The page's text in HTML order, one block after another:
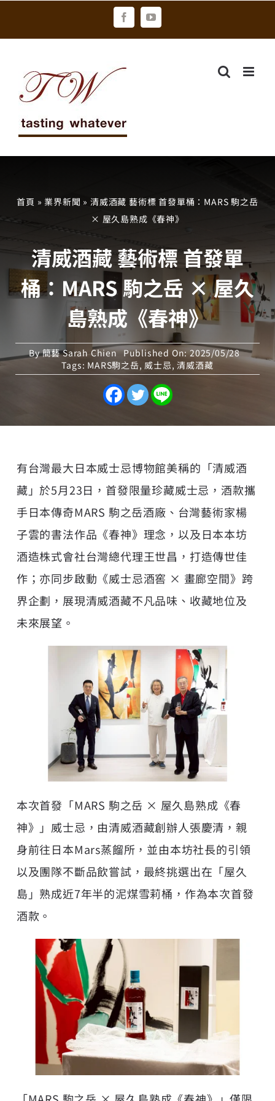
FacebookYouTube
首頁 » 業界新聞 » 清威酒藏 藝術標 首發單桶：MARS 駒之岳
× 屋久島熟成《春神》
清威酒藏 藝術標 首發單
桶：MARS 駒之岳 × 屋久
島熟成《春神》
By簡藝 Sarah Chien Published On: 2025/05/28
Tags: MARS駒之岳, 威士忌,清威酒藏
有台灣最大日本威士忌博物館美稱的「清威酒
藏」於5月23日，首發限量珍藏威士忌，酒款攜
手日本傳奇MARS 駒之岳酒廠、台灣藝術家楊
子雲的書法作品《春神》理念，以及日本本坊
酒造株式會社台灣總代理王世昌，打造傳世佳
作；亦同步啟動《威士忌酒窖 × 畫廊空間》跨
界企劃，展現清威酒藏不凡品味、收藏地位及
未來展望。
本次首發「MARS 駒之岳 × 屋久島熟成《春
神》」威士忌，由清威酒藏創辦人張慶清，親
身前往日本Mars蒸餾所，並由本坊社長的引領
以及團隊不斷品飲嘗試，最終挑選出在「屋久
島」熟成近7年半的泥煤雪莉桶，作為本次首發
酒款。